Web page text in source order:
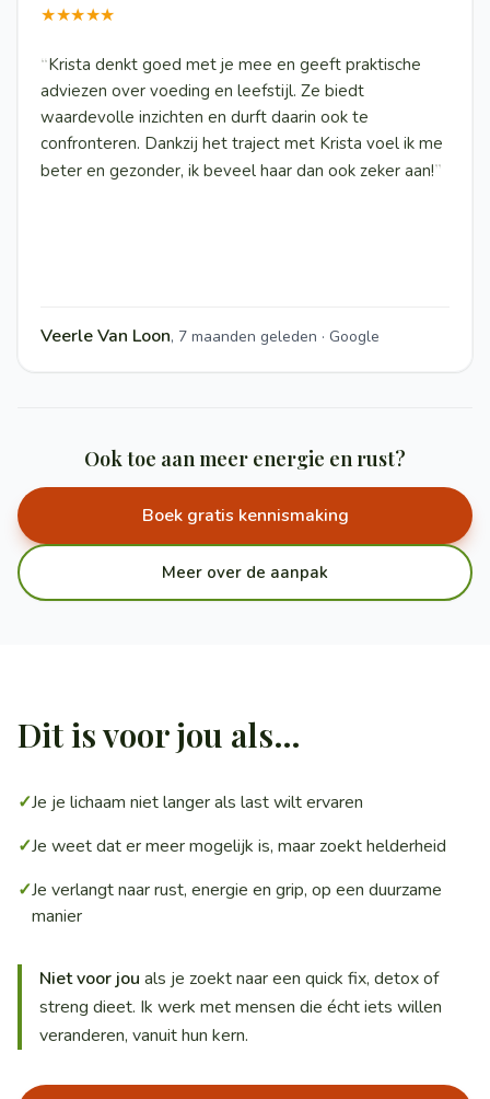
★★★★★
“Krista denkt goed met je mee en geeft praktische
adviezen over voeding en leefstijl. Ze biedt
waardevolle inzichten en durft daarin ook te
confronteren. Dankzij het traject met Krista voel ik me
beter en gezonder, ik beveel haar dan ook zeker aan!”
Veerle Van Loon, 7 maanden geleden · Google
Ook toe aan meer energie en rust?
Boek gratis kennismaking
Meer over de aanpak
Dit is voor jou als…
✓Je je lichaam niet langer als last wilt ervaren
✓Je weet dat er meer mogelijk is, maar zoekt helderheid
✓Je verlangt naar rust, energie en grip, op een duurzame
manier
Niet voor jou als je zoekt naar een quick fix, detox of
streng dieet. Ik werk met mensen die écht iets willen
veranderen, vanuit hun kern.